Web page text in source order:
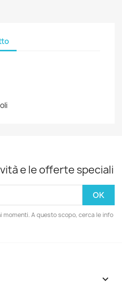
e le offerte speciali
momenti. A questo scopo, cerca le info
